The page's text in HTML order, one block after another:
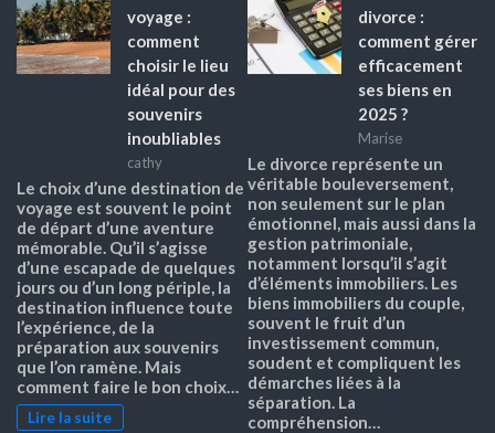
voyage :
comment
choisir le lieu
idéal pour des
souvenirs
inoubliables
cathy
Le choix d’une destination de
voyage est souvent le point
de départ d’une aventure
mémorable. Qu’il s’agisse
d’une escapade de quelques
jours ou d’un long périple, la
destination influence toute
l’expérience, de la
préparation aux souvenirs
que l’on ramène. Mais
comment faire le bon choix…
Lire la suite
divorce :
comment gérer
efficacement
ses biens en
2025 ?
Marise
Le divorce représente un
véritable bouleversement,
non seulement sur le plan
émotionnel, mais aussi dans la
gestion patrimoniale,
notamment lorsqu’il s’agit
d’éléments immobiliers. Les
biens immobiliers du couple,
souvent le fruit d’un
investissement commun,
soudent et compliquent les
démarches liées à la
séparation. La
compréhension…